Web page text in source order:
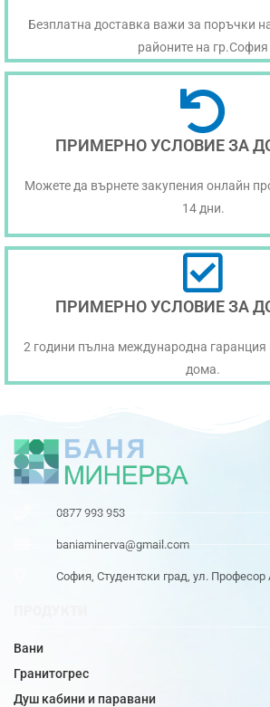
Безплатна доставка важи за поръчки
районите на гр.София
ПРИМЕРНО УСЛОВИЕ ЗА
Можете да върнете закупения онлайн
14 дни.
ПРИМЕРНО УСЛОВИЕ ЗА
2 години пълна международна гаранция
дома.
0877 993 953
baniaminerva@gmail.com
София, Студентски град, ул.
Вани
Гранитогрес
Душ кабини и паравани